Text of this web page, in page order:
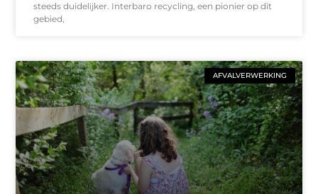
steeds duidelijker. Interbaro recycling, een pionier op dit
gebied,
AFVALVERWERKING